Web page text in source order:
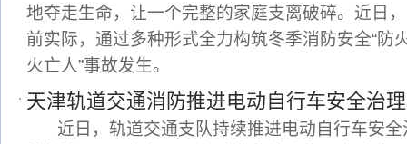
地夺走生命，让一个完整的家庭支离破碎。近日
前实际，通过多种形式全力构筑冬季消防安全“防
火亡人”事故发生。
天津轨道交通消防推进电动自行车安全治
近日，轨道交通支队持续推进电动自行车安